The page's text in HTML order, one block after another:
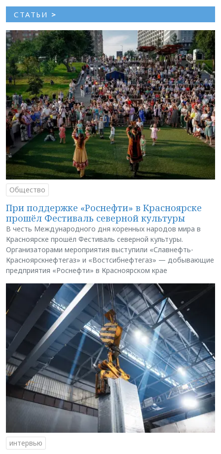
СТАТЬИ >
Общество
При поддержке «Роснефти» в Красноярске
прошёл Фестиваль северной культуры
В честь Международного дня коренных народов мира в
Красноярске прошёл Фестиваль северной культуры.
Организаторами мероприятия выступили «Славнефть-
Красноярскнефтегаз» и «Востсибнефтегаз» — добывающие
предприятия «Роснефти» в Красноярском крае
интервью